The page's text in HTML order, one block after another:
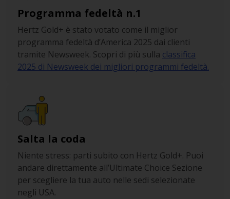
Programma fedeltà n.1
Hertz Gold+ è stato votato come il miglior
programma fedeltà d’America 2025 dai clienti
tramite Newsweek. Scopri di più sulla classifica
2025 di Newsweek dei migliori programmi fedeltà.
Salta la coda
Niente stress: parti subito con Hertz Gold+. Puoi
andare direttamente all’Ultimate Choice Sezione
per scegliere la tua auto nelle sedi selezionate
negli USA.